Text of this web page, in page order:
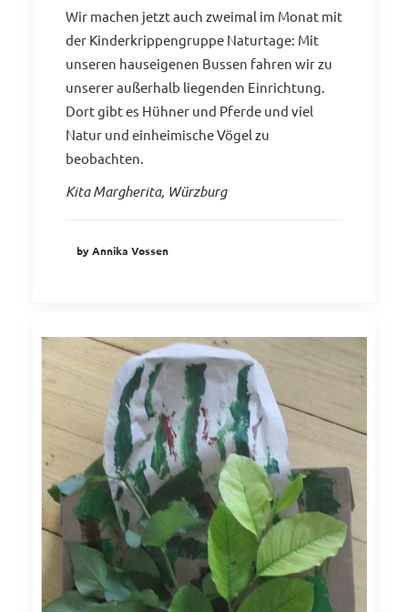
Wir machen jetzt auch zweimal im Monat mit
der Kinderkrippengruppe Naturtage: Mit
unseren hauseigenen Bussen fahren wir zu
unserer außerhalb liegenden Einrichtung.
Dort gibt es Hühner und Pferde und viel
Natur und einheimische Vögel zu
beobachten.
Kita Margherita, Würzburg
by Annika Vossen